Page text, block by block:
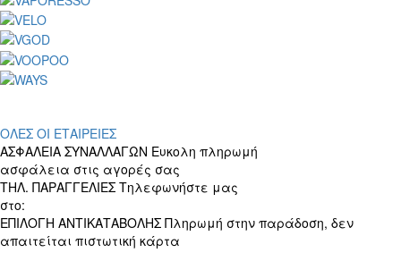
ΟΛΕΣ ΟΙ ΕΤΑΙΡΕΙΕΣ
ΑΣΦΑΛΕΙΑ ΣΥΝΑΛΛΑΓΩΝ Ευκολη πληρωμή
ασφάλεια στις αγορές σας
ΤΗΛ. ΠΑΡΑΓΓΕΛΙΕΣ Τηλεφωνήστε μας
στο:
ΕΠΙΛΟΓΗ ΑΝΤΙΚΑΤΑΒΟΛΗΣ Πληρωμή στην παράδοση, δεν
απαιτείται πιστωτική κάρτα